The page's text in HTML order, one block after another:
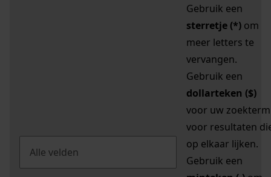
Gebruik een
sterretje (*) om
meer letters te
vervangen.
Gebruik een
dollarteken ($)
voor uw zoekterm
voor resultaten
op elkaar lijken.
Gebruik een